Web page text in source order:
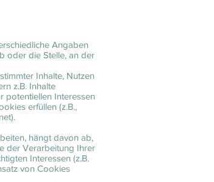
Angaben
oder die Stelle, an der
Inhalte, Nutzen
z.B. Inhalte
potentiellen Interessen
erfüllen (z.B.,
hängt davon ab,
der Verarbeitung Ihrer
Interessen (z.B.
von Cookies